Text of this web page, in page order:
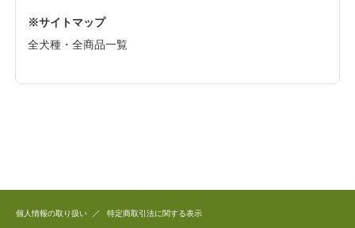
※サイトマップ
全犬種・全商品一覧
個人情報の取り扱い 特定商取引法に関する表示